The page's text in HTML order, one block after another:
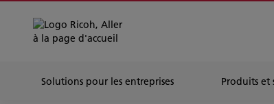
Solutions pour les entreprises Produits et